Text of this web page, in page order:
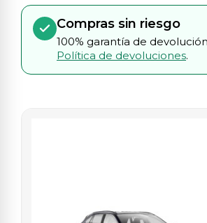
Compras sin riesgo
100% garantía de
Política de devoluciones.